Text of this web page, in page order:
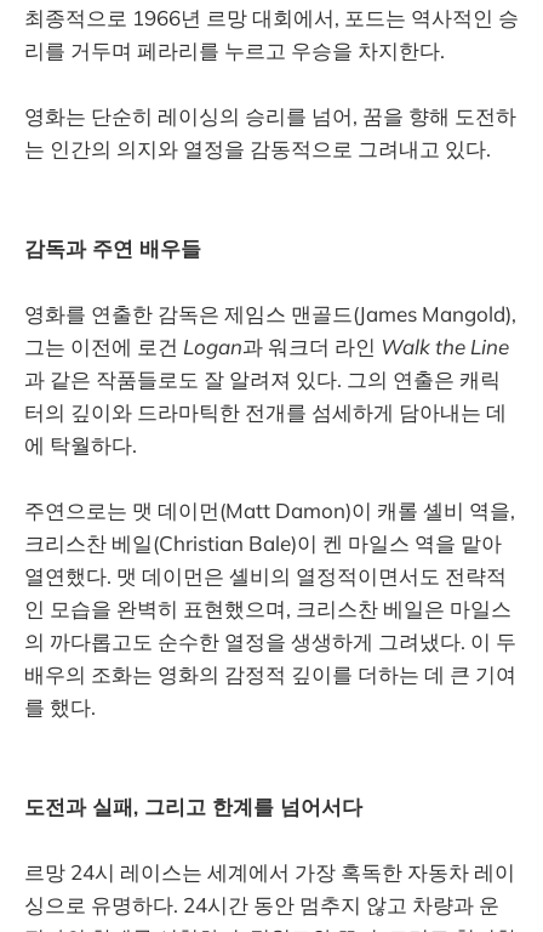
최종적으로 1966년 르망 대회에서, 포드는 역사적인 승
리를 거두며 페라리를 누르고 우승을 차지한다.
영화는 단순히 레이싱의 승리를 넘어, 꿈을 향해 도전하
는 인간의 의지와 열정을 감동적으로 그려내고 있다.
감독과 주연 배우들
영화를 연출한 감독은 제임스 맨골드(James Mangold),
그는 이전에 로건 Logan과 워크더 라인 Walk the Line
과 같은 작품들로도 잘 알려져 있다. 그의 연출은 캐릭
터의 깊이와 드라마틱한 전개를 섬세하게 담아내는 데
에 탁월하다.
주연으로는 맷 데이먼(Matt Damon)이 캐롤 셸비 역을,
크리스찬 베일(Christian Bale)이 켄 마일스 역을 맡아
열연했다. 맷 데이먼은 셸비의 열정적이면서도 전략적
인 모습을 완벽히 표현했으며, 크리스찬 베일은 마일스
의 까다롭고도 순수한 열정을 생생하게 그려냈다. 이 두
배우의 조화는 영화의 감정적 깊이를 더하는 데 큰 기여
를 했다.
도전과 실패, 그리고 한계를 넘어서다
르망 24시 레이스는 세계에서 가장 혹독한 자동차 레이
싱으로 유명하다. 24시간 동안 멈추지 않고 차량과 운